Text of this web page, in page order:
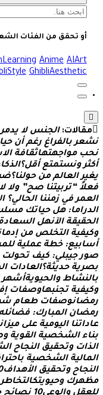
البحث
أو تحقق من الفئات الشعبية
AIArt
Anime
GhibliAesthetic
GhibliStyle
الج نس ل ي دم ر الع
عر بالفراغ رغم أن حيا تنا
ب موا جهتهاثقافة الست
ر ونستمتع أقل؟الذكاء ا
ر العالم من حول نا؟ضرب
ل “تربيتنا صح” ول لزم
مر في زمن نا الح الي؟ التكن
راما: هل حيا تك مسلسل
قيقة الن هل السعادة قرا
فية التخلص من إدم انها
ابيع: خط ة عم لية للم بتدئ
ر جيبلي: كيف تحولت م
رية حدي ثة؟العادات الصب
شاط والحيويةأشهر الخ
فية تجن بهاوصفات إفطا
انوصفات طع ام شهية
ان الم بارك: فضائله، عب
اتنا اليومية على ميز انيتنا
ء الشخصية القوية وص نا
ت وتحقيق النجاح الشخ
الية الشخصية باح ترافية
جاح وتحقيق الهداف 10 ن
هرك وحي ويتكالتخاطر وق